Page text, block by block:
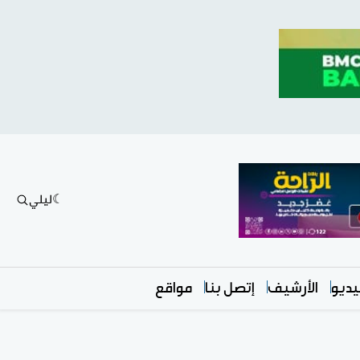
ليلي
الأرشيف إتصل بنا مواقع